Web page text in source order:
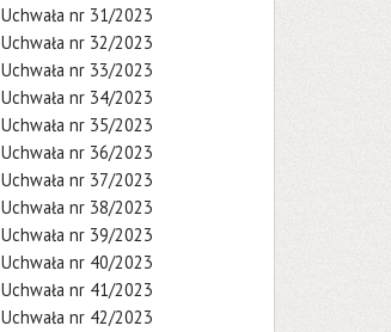
Uchwała nr 31/2023
Uchwała nr 32/2023
Uchwała nr 33/2023
Uchwała nr 34/2023
Uchwała nr 35/2023
Uchwała nr 36/2023
Uchwała nr 37/2023
Uchwała nr 38/2023
Uchwała nr 39/2023
Uchwała nr 40/2023
Uchwała nr 41/2023
Uchwała nr 42/2023